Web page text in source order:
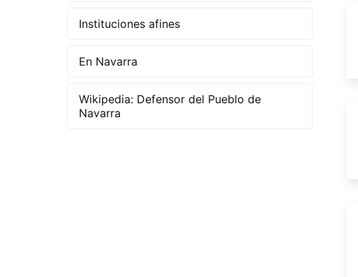
Instituciones afines
En Navarra
Wikipedia: Defensor del Pueblo de
Navarra